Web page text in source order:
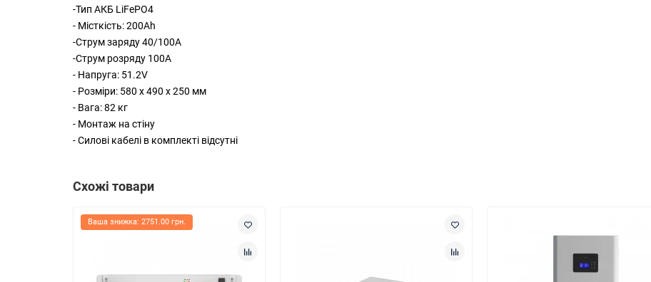
-Тип АКБ LiFePO4
- Місткість: 200Ah
-Струм заряду 40/100А
-Струм розряду 100А
- Напруга: 51.2V
- Розміри: 580 x 490 x 250 мм
- Вага: 82 кг
- Монтаж на стіну
- Силові кабелі в комплекті відсутні
Схожі товари
Ваша знижка: 2751.00 грн.